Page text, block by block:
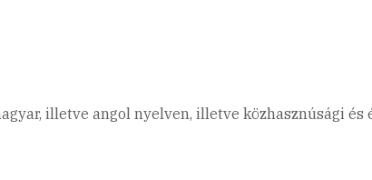
illetve angol nyelven, illetve közhasznúsági és